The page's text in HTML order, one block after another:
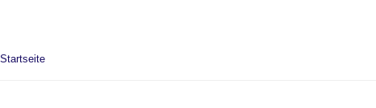
Startseite